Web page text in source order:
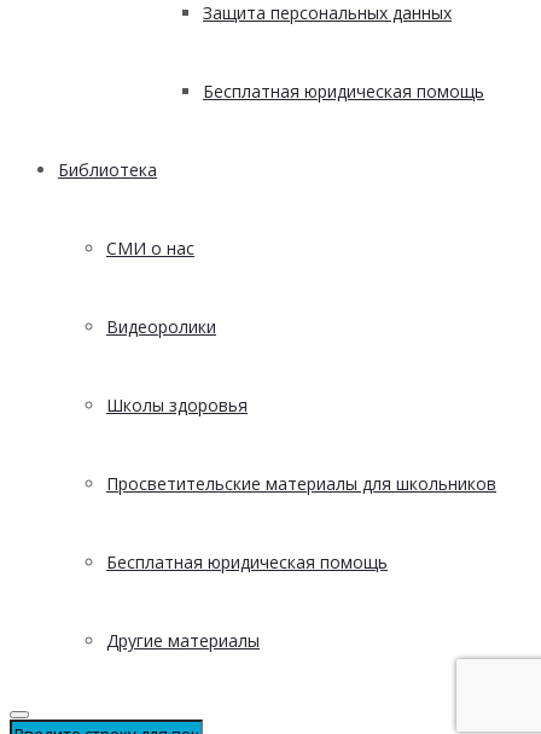
Защита персональных данных
Бесплатная юридическая помощь
Библиотека
СМИ о нас
Видеоролики
Школы здоровья
Просветительские материалы для школьников
Бесплатная юридическая помощь
Другие материалы